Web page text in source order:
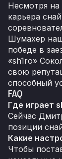
Несмотря на
карьера
Шумахер
победе в
«sh1ro»
свою
способный
FAQ
Где играет
Сейчас
позиции
Какие
Чтобы